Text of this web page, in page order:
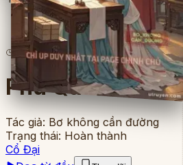
lượt đọc· 16chương
Phu Quân Ta
Tác giả: Bơ không cần đường
Trạng thái: Hoàn thành
Cổ Đại